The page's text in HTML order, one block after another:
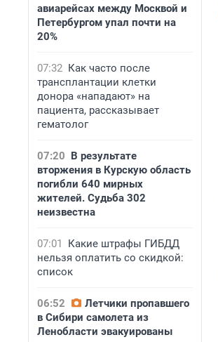
авиарейсах между Москвой и
Петербургом упал почти на
20%
07:32 Как часто после
трансплантации клетки
донора «нападают» на
пациента, рассказывает
гематолог
07:20 В результате
вторжения в Курскую область
погибли 640 мирных
жителей. Судьба 302
неизвестна
07:01
Какие штрафы ГИБДД
нельзя оплатить со скидкой:
список
06:52
Летчики пропавшего
в Сибири самолета из
Ленобласти эвакуированы